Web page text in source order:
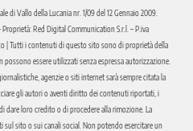
Vallo della Lucania nr. 1/09 del 12 Gennaio 2009.
Red Digital Communication S.r.l. – P.iva
| Tutti i contenuti di questo sito sono di proprietà della
essere utilizzati senza espressa autorizzazione.
agenzie o siti internet sarà sempre citata la
gli autori o aventi diritto dei contenuti riportati, i
dare loro credito o di procedere alla rimozione. La
sito o sui canali social. Non potendo esercitare un